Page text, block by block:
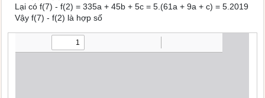
Lại có f(7) - f(2) = 335a + 45b + 5c = 5.(61a + 9a + c) = 5.2019
Vậy f(7) - f(2) là hợp số